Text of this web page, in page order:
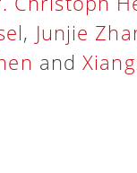
, Junjie
and